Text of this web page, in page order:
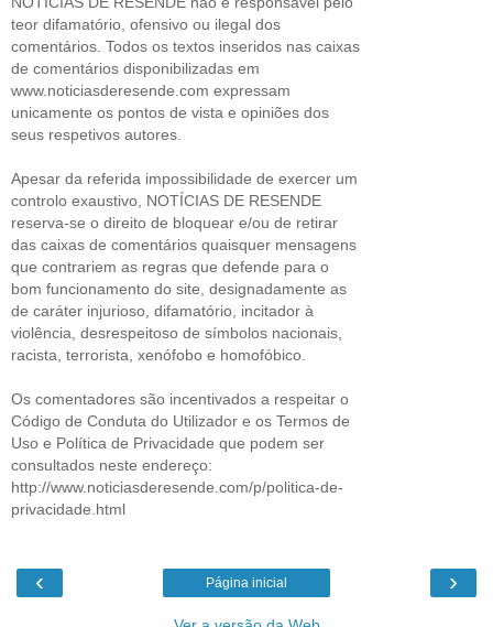
teor difamatório, ofensivo ou ilegal dos
comentários. Todos os textos inseridos nas caixas
de comentários disponibilizadas em
www.noticiasderesende.com expressam
unicamente os pontos de vista e opiniões dos
seus respetivos autores.
Apesar da referida impossibilidade de exercer um
controlo exaustivo, NOTÍCIAS DE RESENDE
reserva-se o direito de bloquear e/ou de retirar
das caixas de comentários quaisquer mensagens
que contrariem as regras que defende para o
bom funcionamento do site, designadamente as
de caráter injurioso, difamatório, incitador à
violência, desrespeitoso de símbolos nacionais,
racista, terrorista, xenófobo e homofóbico.
Os comentadores são incentivados a respeitar o
Código de Conduta do Utilizador e os Termos de
Uso e Política de Privacidade que podem ser
consultados neste endereço:
http://www.noticiasderesende.com/p/politica-de-
privacidade.html
‹ ›
Página inicial